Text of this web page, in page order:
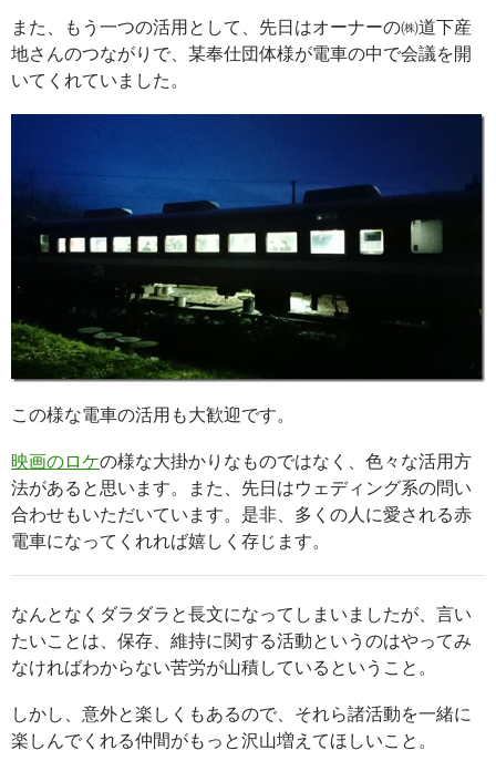
また、もう一つの活用として、先日はオーナーの㈱道下産
地さんのつながりで、某奉仕団体様が電車の中で会議を開
いてくれていました。
この様な電車の活用も大歓迎です。
映画のロケの様な大掛かりなものではなく、色々な活用方
法があると思います。また、先日はウェディング系の問い
合わせもいただいています。是非、多くの人に愛される赤
電車になってくれれば嬉しく存じます。
なんとなくダラダラと長文になってしまいましたが、言い
たいことは、保存、維持に関する活動というのはやってみ
なければわからない苦労が山積しているということ。
しかし、意外と楽しくもあるので、それら諸活動を一緒に
楽しんでくれる仲間がもっと沢山増えてほしいこと。